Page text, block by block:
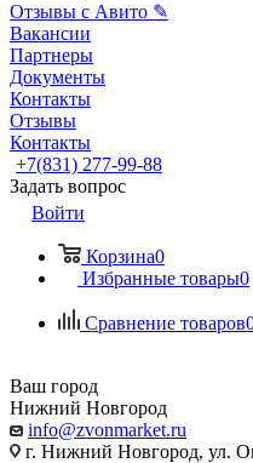
Отзывы с Авито ✎
Вакансии
Партнеры
Документы
Контакты
Отзывы
Контакты
+7(831) 277-99-88
Задать вопрос
Войти
Корзина0
Избранные товары0
Сравнение товаров
Ваш город
Нижний Новгород
info@zvonmarket.ru
г. Нижний Новгород, ул.